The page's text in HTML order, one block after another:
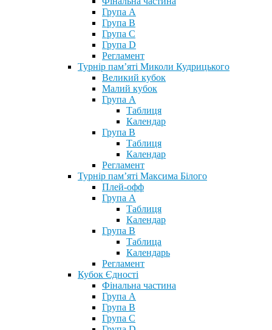
Група А
Група В
Група С
Група D
Регламент
Турнір пам’яті Миколи Кудрицького
Великий кубок
Малий кубок
Група А
Таблиця
Календар
Група В
Таблиця
Календар
Регламент
Турнір пам’яті Максима Білого
Плей-офф
Група А
Таблиця
Календар
Група В
Таблица
Календарь
Регламент
Кубок Єдності
Фінальна частина
Група А
Група В
Група С